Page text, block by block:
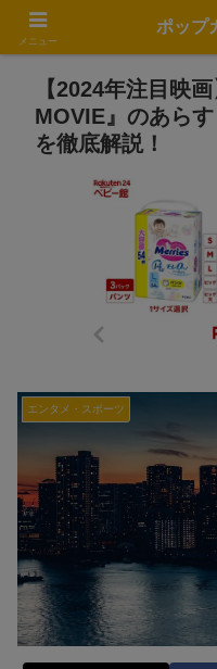
【2024年注目映
MOVIE』のあら
を徹底解説！
エンタメ・スポーツ
メニュー
ポップ